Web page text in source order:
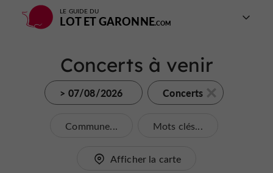
LE GUIDE DU
LOT ET GARONNE
Concerts à venir
> 07/08/2026 Concerts
Commune... Mots clés...
Afficher la carte